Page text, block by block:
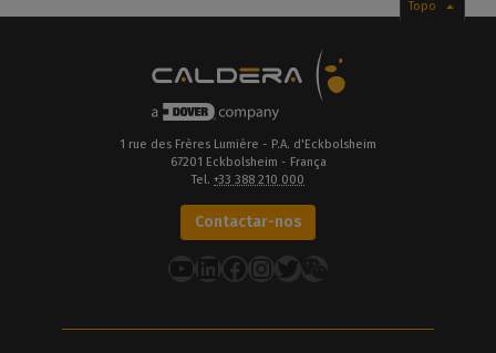
Topo
1 rue des Frères Lumière - P.A. d'Eckbolsheim
67201 Eckbolsheim - França
Tel. +33 388 210 000
Contactar-nos
YouTube
LinkedIn
Facebook
Instagram
Twitter